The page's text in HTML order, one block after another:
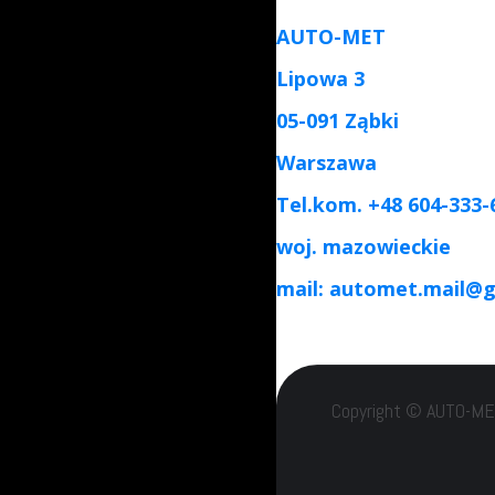
AUTO-MET
Lipowa 3
05-091 Ząbki
Warszawa
Tel.kom. +48 604-333-
woj. mazowieckie
mail:
Copyright © AUTO-